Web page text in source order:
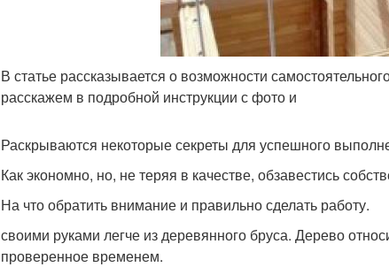
В статье рассказывается о возможности
расскажем в подробной инструкции с фото и
Раскрываются некоторые секреты для успешного
Как экономно, но, не теряя в качестве, обзавестись
На что обратить внимание и правильно сделать работу.
своими руками легче из деревянного бруса. Дерево
проверенное временем.